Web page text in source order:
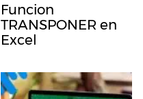
Funcion
TRANSPONER en
Excel